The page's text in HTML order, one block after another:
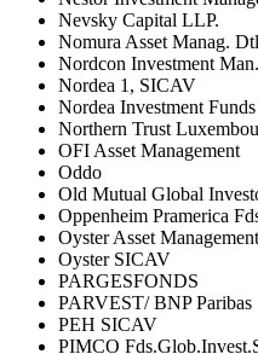
Nevsky Capital LLP.
Nomura Asset Manag.
Nordcon Investment
Nordea 1, SICAV
Nordea Investment
Northern Trust
OFI Asset Management
Oddo
Old Mutual Global
Oppenheim Pramerica
Oyster Asset
Oyster SICAV
PARGESFONDS
PARVEST/ BNP Paribas
PEH SICAV
PIMCO